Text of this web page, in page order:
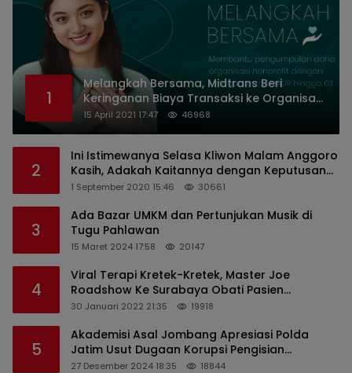
1
Melangkah Bersama, Midtrans Beri
Keringanan Biaya Transaksi ke Organisasi
Nirlaba Indonesia
15 April 2021 17:47 46968
2
Ini Istimewanya Selasa Kliwon Malam Anggoro
Kasih, Adakah Kaitannya dengan Keputusan
PDIP?
1 September 2020 15:46 30661
3
Ada Bazar UMKM dan Pertunjukan Musik di
Tugu Pahlawan
15 Maret 2024 17:58 20147
4
Viral Terapi Kretek-Kretek, Master Joe
Roadshow Ke Surabaya Obati Pasien
Sekaligus Edukasi Masyarakat
30 Januari 2022 21:35 19918
5
Akademisi Asal Jombang Apresiasi Polda
Jatim Usut Dugaan Korupsi Pengisian
Perangkat Desa di Kediri
27 Desember 2024 18:35 18844